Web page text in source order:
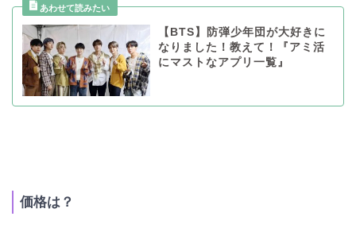
【BTS】防弾少年団が大好きに
なりました！教えて！『アミ活
にマストなアプリ一覧』
価格は？